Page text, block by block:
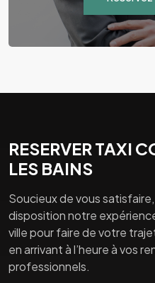
RESERVER TAXI
LES BAINS
Soucieux de vous
disposition notre
ville pour faire de votre
en arrivant à l’heure à vos
professionnels.